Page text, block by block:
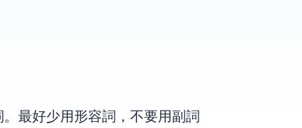
最好少用形容詞，不要用副詞